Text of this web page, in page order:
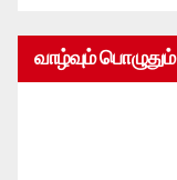
வாழ்வும்